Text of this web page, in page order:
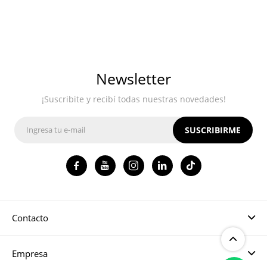
Contacto
Empresa
Newsletter
¡Suscribite y recibí todas nuestras novedades!
SUSCRIBIRME
   